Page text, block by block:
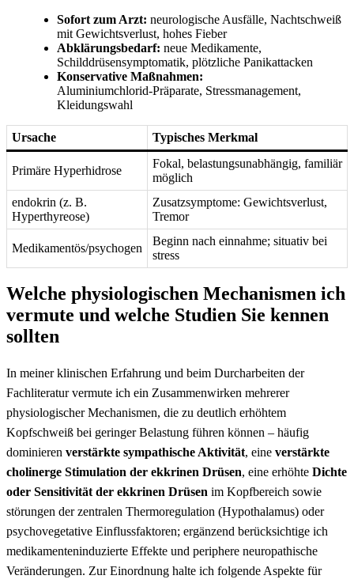
Sofort zum⁤ Arzt: neurologische Ausfälle,⁣ Nachtschweiß
mit Gewichtsverlust, hohes⁤ Fieber
Abklärungsbedarf: neue Medikamente,
Schilddrüsensymptomatik, ⁢plötzliche Panikattacken
Konservative Maßnahmen:
Aluminiumchlorid‑Präparate, Stressmanagement,
Kleidungswahl
Ursache Typisches⁢ Merkmal
Primäre Hyperhidrose
Fokal, belastungsunabhängig, familiär
möglich
endokrin (z. B.
Hyperthyreose)
Zusatzsymptome: Gewichtsverlust,
⁤Tremor
Medikamentös/psychogen
Beginn nach einnahme; situativ bei
stress
Welche physiologischen ‌Mechanismen ich
vermute und welche ⁢Studien Sie kennen​
sollten
In meiner klinischen Erfahrung und​ beim Durcharbeiten der
Fachliteratur vermute ich ein Zusammenwirken mehrerer
physiologischer Mechanismen, die zu deutlich erhöhtem
Kopfschweiß⁤ bei geringer Belastung führen können – häufig
dominieren verstärkte sympathische Aktivität, eine verstärkte
‌cholinerge Stimulation der ekkrinen Drüsen, eine erhöhte Dichte
oder Sensitivität der ⁤ekkrinen Drüsen im Kopfbereich sowie
störungen der zentralen Thermoregulation​ (Hypothalamus) oder
psychovegetative Einflussfaktoren; ergänzend ‌berücksichtige ich
medikamenteninduzierte Effekte und periphere neuropathische
Veränderungen. Zur Einordnung halte ich folgende Aspekte für